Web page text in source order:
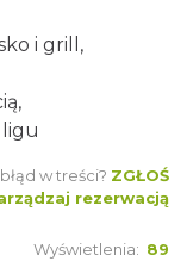
i grill,
w treści? ZGŁOŚ
rezerwacją
Wyświetlenia: 89